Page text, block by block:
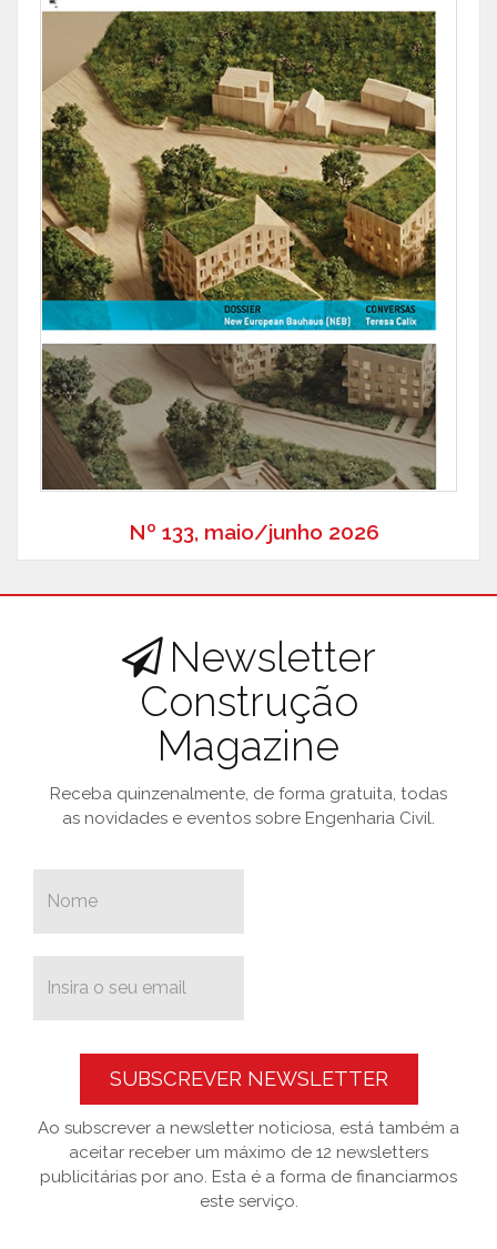
Nº 133, maio/junho 2026
Newsletter
Construção
Magazine
Receba quinzenalmente, de forma gratuita, todas
as novidades e eventos sobre Engenharia Civil.
SUBSCREVER NEWSLETTER
Ao subscrever a newsletter noticiosa, está também a
aceitar receber um máximo de 12 newsletters
publicitárias por ano. Esta é a forma de financiarmos
este serviço.